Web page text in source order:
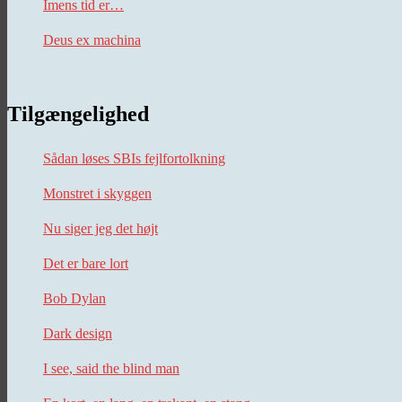
Imens tid er…
Deus ex machina
Tilgængelighed
Sådan løses SBIs fejlfortolkning
Monstret i skyggen
Nu siger jeg det højt
Det er bare lort
Bob Dylan
Dark design
I see, said the blind man